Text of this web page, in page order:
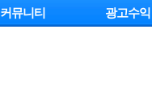
커뮤니티 광고수익